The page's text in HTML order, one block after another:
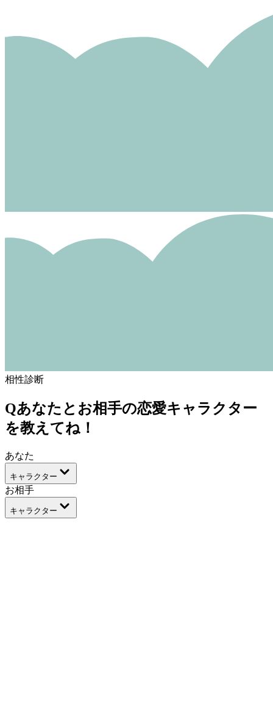
相性診断
Qあなたとお相手の恋愛キャラクター
を教えてね！
あなた
キャラクター
お相手
キャラクター